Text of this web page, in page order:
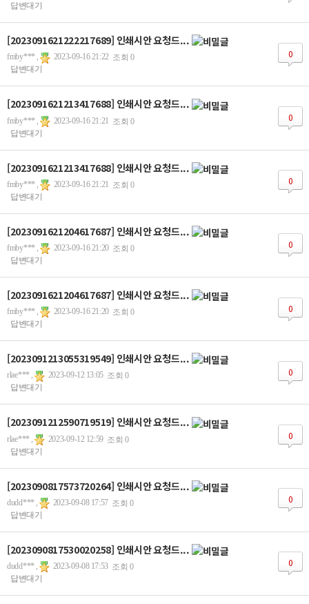
답변대기
[2023091621222217689] 인쇄시안 요청드...
fmby*** , 2023-09-16 21:22 조회 0
답변대기
0
[2023091621213417688] 인쇄시안 요청드...
fmby*** , 2023-09-16 21:21 조회 0
답변대기
0
[2023091621213417688] 인쇄시안 요청드...
fmby*** , 2023-09-16 21:21 조회 0
답변대기
0
[2023091621204617687] 인쇄시안 요청드...
fmby*** , 2023-09-16 21:20 조회 0
답변대기
0
[2023091621204617687] 인쇄시안 요청드...
fmby*** , 2023-09-16 21:20 조회 0
답변대기
0
[2023091213055319549] 인쇄시안 요청드...
rlae*** , 2023-09-12 13:05 조회 0
답변대기
0
[2023091212590719519] 인쇄시안 요청드...
rlae*** , 2023-09-12 12:59 조회 0
답변대기
0
[2023090817573720264] 인쇄시안 요청드...
dudd*** , 2023-09-08 17:57 조회 0
답변대기
0
[2023090817530020258] 인쇄시안 요청드...
dudd*** , 2023-09-08 17:53 조회 0
답변대기
0